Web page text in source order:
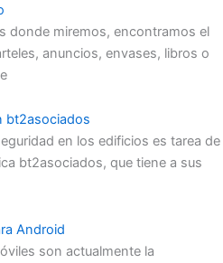
donde miremos, encontramos el
anuncios, envases, libros o
bt2asociados
en los edificios es tarea de
bt2asociados, que tiene a sus
Android
son actualmente la